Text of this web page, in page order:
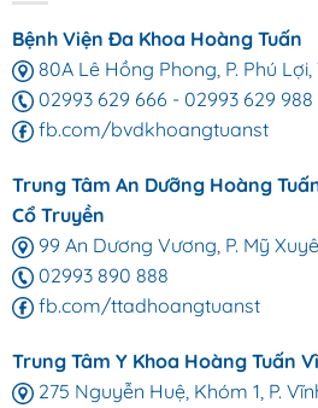
Bệnh Viện Đa Khoa Hoàng Tuấn
80A Lê Hồng Phong, P. Phú Lợi,
02993 629 666 - 02993 629 988
fb.com/bvdkhoangtuanst
Trung Tâm An Dưỡng Hoàng
Cổ Truyền
99 An Dương Vương, P. Mỹ
02993 890 888
fb.com/ttadhoangtuanst
Trung Tâm Y Khoa Hoàng Tuấn
275 Nguyễn Huệ, Khóm 1, P.